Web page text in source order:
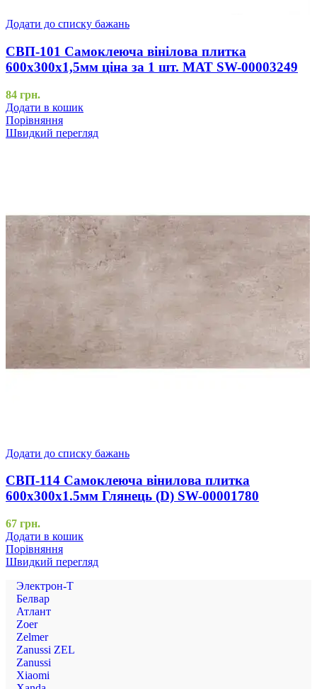
Додати до списку бажань
СВП-101 Самоклеюча вінілова плитка
600х300х1,5мм ціна за 1 шт. МАТ SW-00003249
84 грн.
Додати в кошик
Порівняння
Швидкий перегляд
Додати до списку бажань
СВП-114 Самоклеюча вінилова плитка
600х300х1.5мм Глянець (D) SW-00001780
67 грн.
Додати в кошик
Порівняння
Швидкий перегляд
Электрон-Т
Белвар
Атлант
Zoer
Zelmer
Zanussi ZEL
Zanussi
Xiaomi